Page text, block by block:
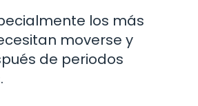
los más
moverse y
de periodos